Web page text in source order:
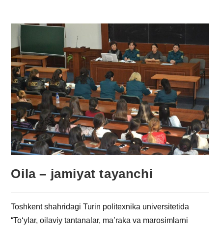
Oila – jamiyat tayanchi
Toshkent shahridagi Turin politexnika universitetida
“To‘ylar, oilaviy tantanalar, ma’raka va marosimlarni